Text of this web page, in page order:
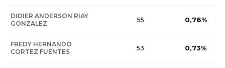
DIDIER ANDERSON RIAY
GONZALEZ
55 0,76%
FREDY HERNANDO
CORTEZ FUENTES
53 0,73%